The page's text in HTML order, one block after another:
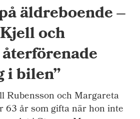
äldreboende –
och
i bilen”
Rubensson och Margareta
63 år som gifta när hon inte